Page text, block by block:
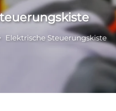
Elektrische Steuerungskiste